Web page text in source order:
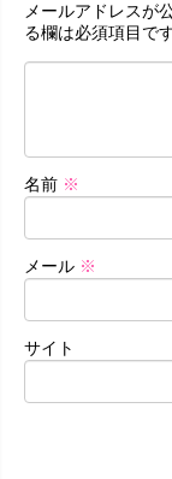
メールアドレスが
る欄は必須項目で
名前 ※
メール ※
サイト